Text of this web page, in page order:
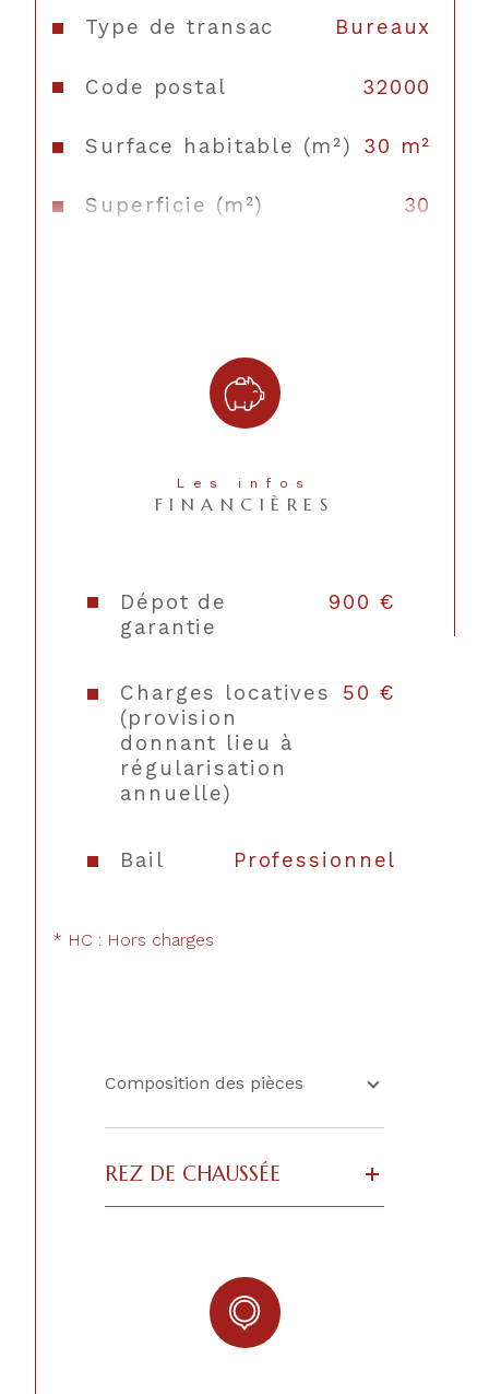
Type de transac Bureaux
Code postal 32000
Surface habitable (m²) 30 m²
Superficie (m²)
30
Quartier
basse ville
Les infos
FINANCIÈRES
Dépot de
garantie
900 €
Charges locatives
(provision
donnant lieu à
régularisation
annuelle)
50 €
Bail Professionnel
* HC : Hors charges
Composition des pièces
REZ DE CHAUSSÉE